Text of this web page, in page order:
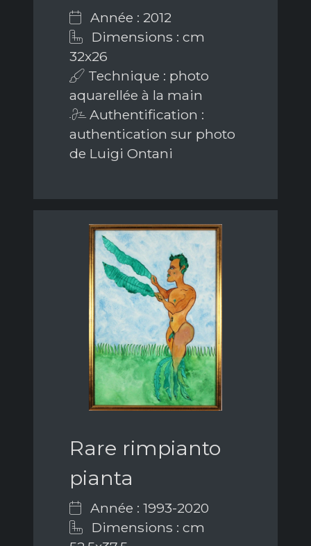
Année : 2012
Dimensions : cm
32x26
Technique : photo
aquarellée à la main
Authentification :
authentication sur photo
de Luigi Ontani
Rare rimpianto
pianta
Année : 1993-2020
Dimensions : cm